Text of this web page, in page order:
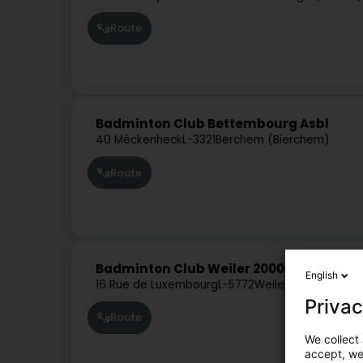
Route
Badminton Club Bettembourg Asbl
40 MéckenheckL-3321Berchem (Bierchem)
Route
Badminton Club Weiler 2000 Asbl
16 Rue de LuxembourgL-5772Weiler-la-Tour
Route
English
We
accept,